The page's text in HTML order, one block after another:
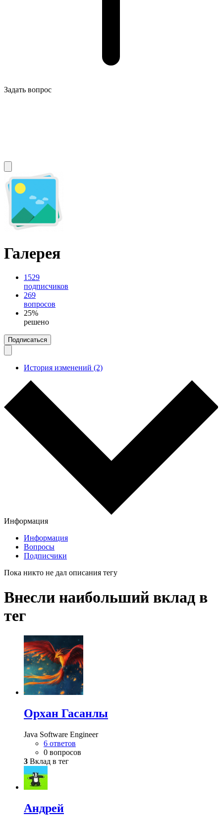
Задать вопрос
Галерея
1529
подписчиков
269
вопросов
25%
решено
Подписаться
История изменений (2)
Информация
Информация
Вопросы
Подписчики
Пока никто не дал описания тегу
Внесли наибольший вклад в
тег
Орхан Гасанлы
Java Software Engineer
6 ответов
0 вопросов
3 Вклад в тег
Андрей